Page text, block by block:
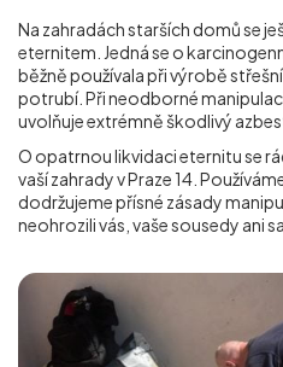
Na zahradách starších domů se
eternitem. Jedná se o
běžně používala při výrobě
potrubí. Při neodborné
uvolňuje extrémně škodlivý
O opatrnou likvidaci eternitu se
vaší zahrady v Praze 14 .
dodržujeme přísné zásady
neohrozili vás, vaše sousedy ani